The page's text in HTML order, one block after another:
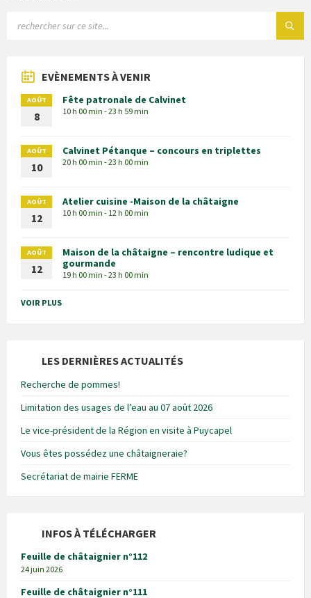
EVÈNEMENTS À VENIR
AOÛT
8
Fête patronale de Calvinet
10 h 00 min - 23 h 59 min
AOÛT
10
Calvinet Pétanque – concours en triplettes
20 h 00 min - 23 h 00 min
AOÛT
12
Atelier cuisine -Maison de la châtaigne
10 h 00 min - 12 h 00 min
AOÛT
12
Maison de la châtaigne – rencontre ludique et
gourmande
19 h 00 min - 23 h 00 min
VOIR PLUS
LES DERNIÈRES ACTUALITÉS
Recherche de pommes!
Limitation des usages de l’eau au 07 août 2026
Le vice-président de la Région en visite à Puycapel
Vous êtes possédez une châtaigneraie?
Secrétariat de mairie FERME
INFOS À TÉLÉCHARGER
Feuille de châtaignier n°112
24 juin 2026
Feuille de châtaignier n°111